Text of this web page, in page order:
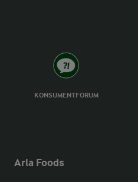
KONSUMENTFORUM
Arla Foods